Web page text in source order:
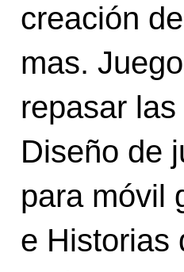
creación
mas.
repasar
Diseño de
para móvil
e Historias